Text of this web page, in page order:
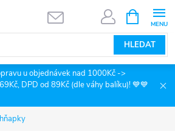
HLEDAT
NÁKUPNÍ
KOŠÍK
u objednávek nad 1000Kč ->
DPD od 89Kč (dle váhy balíku)! 💙💙